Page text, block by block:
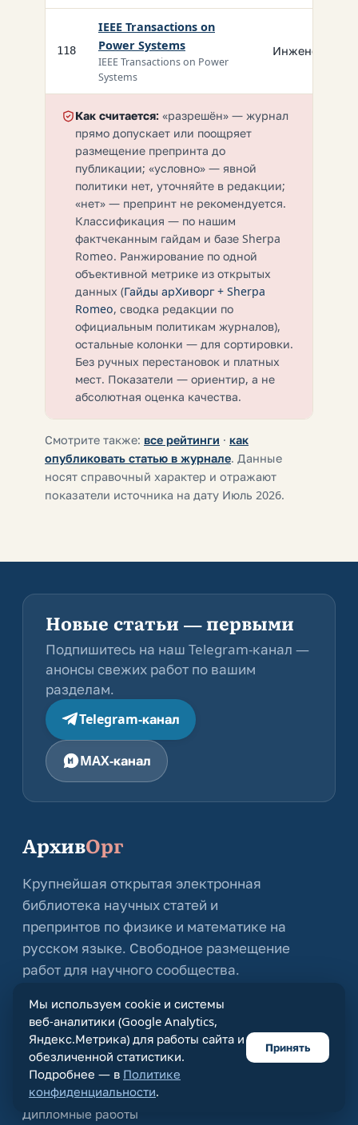
118
IEEE Transactions on
Power Systems
IEEE Transactions on Power
Systems
Инженерия
Как считается: «разрешён» — журнал
прямо допускает или поощряет
размещение препринта до
публикации; «условно» — явной
политики нет, уточняйте в редакции;
«нет» — препринт не рекомендуется.
Классификация — по нашим
фактчеканным гайдам и базе Sherpa
Romeo. Ранжирование по одной
объективной метрике из открытых
данных (Гайды арХиворг + Sherpa
Romeo, сводка редакции по
официальным политикам журналов),
остальные колонки — для сортировки.
Без ручных перестановок и платных
мест. Показатели — ориентир, а не
абсолютная оценка качества.
Смотрите также: все рейтинги · как
опубликовать статью в журнале. Данные
носят справочный характер и отражают
показатели источника на дату Июль 2026.
Новые статьи — первыми
Подпишитесь на наш Telegram-канал —
анонсы свежих работ по вашим
разделам.
Telegram-канал
MAX-канал
АрхивОрг
Крупнейшая открытая электронная
библиотека научных статей и
препринтов по физике и математике на
русском языке. Свободное размещение
работ для научного сообщества.
Открытый доступ · Без платы за публикацию
Разделы
Физика
Математика
Дипломные работы
Мы используем cookie и системы
веб-аналитики (Google Analytics,
Яндекс.Метрика) для работы сайта и
обезличенной статистики.
Подробнее — в Политике
конфиденциальности.
Принять